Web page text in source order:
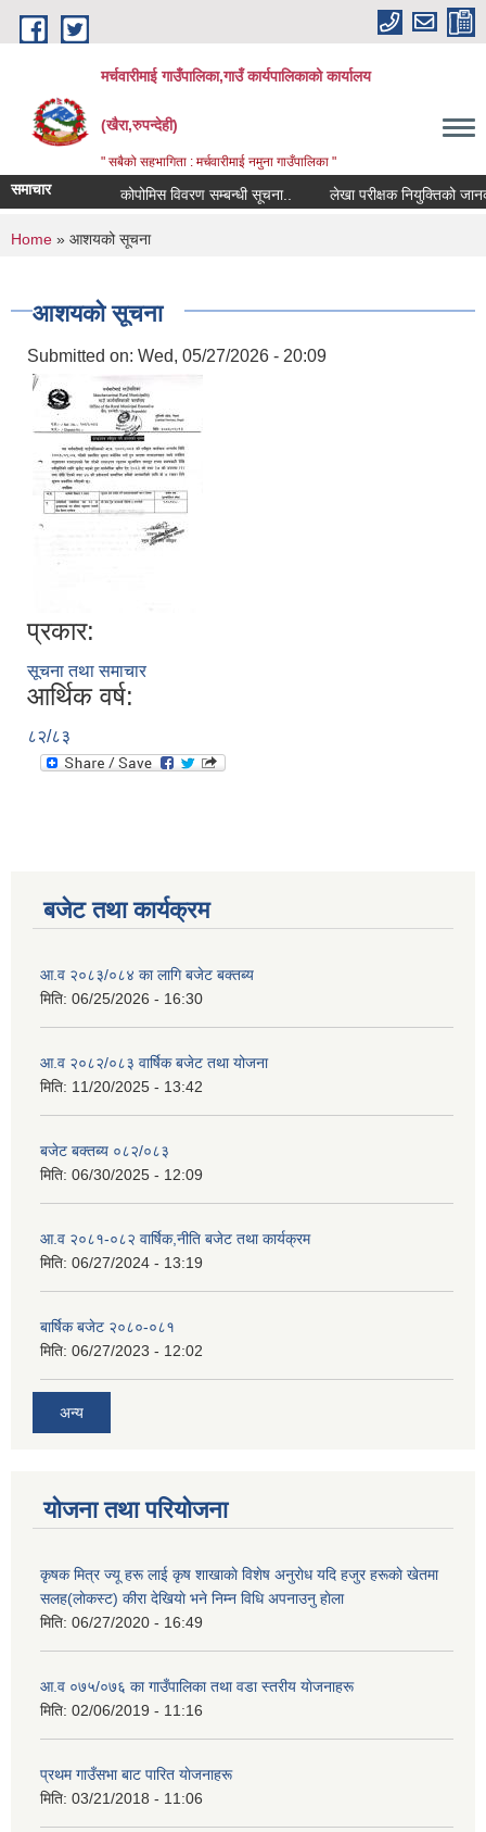
Skip to main content
मर्चवारीमाई गाउँपालिका,गाउँ कार्यपालिकाको कार्यालय
(खैरा,रुपन्देही)
" सबैको सहभागिता : मर्चवारीमाई नमुना गाउँपालिका "
समाचार कोपोमिस विवरण सम्बन्धी सूचना.. लेखा परीक्षक नियुक्तिको
You are here
Home » आशयको सूचना
आशयको सूचना
Submitted on: Wed, 05/27/2026 - 20:09
प्रकार:
सूचना तथा समाचार
आर्थिक वर्ष:
८२/८३
बजेट तथा कार्यक्रम
आ.व २०८३/०८४ का लागि बजेट बक्तब्य
मिति: 06/25/2026 - 16:30
आ.व २०८२/०८३ वार्षिक बजेट तथा योजना
मिति: 11/20/2025 - 13:42
बजेट बक्तब्य ०८२/०८३
मिति: 06/30/2025 - 12:09
आ.व २०८१-०८२ वार्षिक,नीति बजेट तथा कार्यक्रम
मिति: 06/27/2024 - 13:19
बार्षिक बजेट २०८०-०८१
मिति: 06/27/2023 - 12:02
अन्य
योजना तथा परियोजना
कृषक मित्र ज्यू हरू लाई कृष शाखाकाे विशेष अनुराेध यदि हजुर हरूकाे खेतमा
सलह(लाेकस्ट) कीरा देखियाे भने निम्न विधि अपनाउनु हाेला
मिति: 06/27/2020 - 16:49
आ‍.व ०७५/०७६ का गाउँपालिका तथा वडा स्तरीय याेजनाहरू
मिति: 02/06/2019 - 11:16
प्रथम गाउँसभा बाट पारित याेजनाहरू
मिति: 03/21/2018 - 11:06